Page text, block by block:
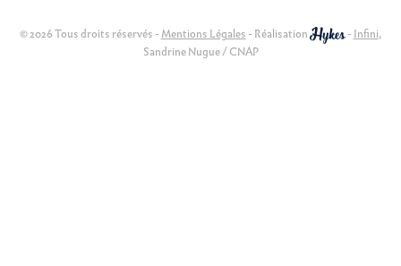
© 2026 Tous droits réservés -Mentions Légales - Réalisation - Infini,
Sandrine Nugue / CNAP